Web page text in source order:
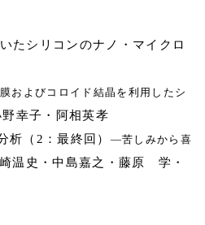
シリコンのナノ・マイクロ
およびコロイド結晶を利用したシ
幸子・阿相英孝
（2：最終回） ―苦しみから喜
温史・中島嘉之・藤原 学・